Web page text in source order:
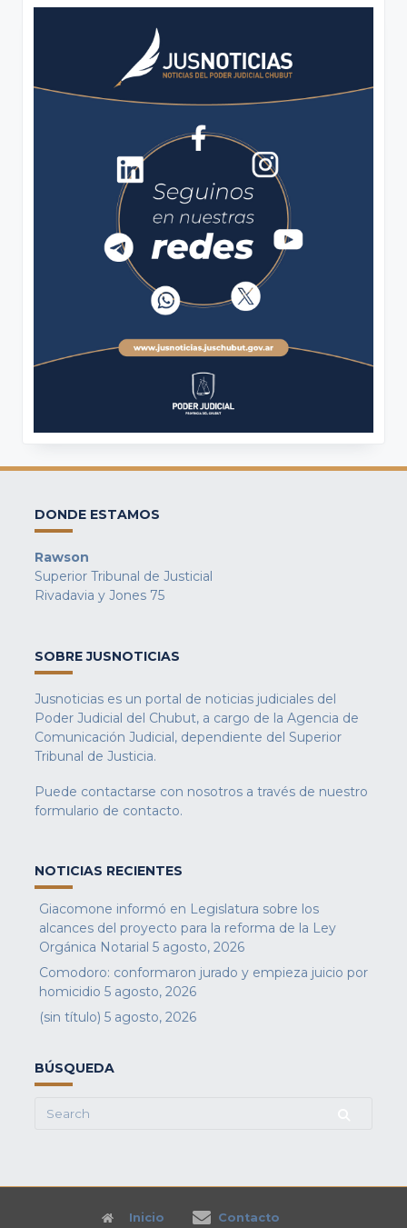
DONDE ESTAMOS
Rawson
Superior Tribunal de Justicial
Rivadavia y Jones 75
SOBRE JUSNOTICIAS
Jusnoticias es un portal de noticias judiciales del
Poder Judicial del Chubut, a cargo de la Agencia de
Comunicación Judicial, dependiente del Superior
Tribunal de Justicia.
Puede contactarse con nosotros a través de nuestro
formulario de contacto.
NOTICIAS RECIENTES
Giacomone informó en Legislatura sobre los
alcances del proyecto para la reforma de la Ley
Orgánica Notarial 5 agosto, 2026
Comodoro: conformaron jurado y empieza juicio por
homicidio 5 agosto, 2026
(sin título) 5 agosto, 2026
BÚSQUEDA
Search
Inicio Contacto